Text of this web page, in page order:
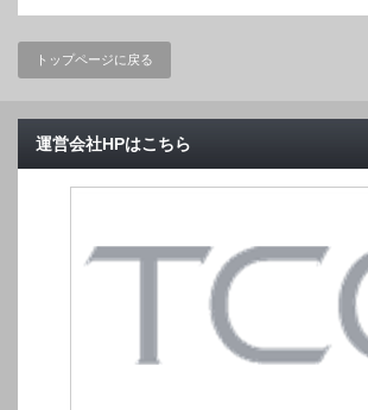
トップページに戻る
運営会社HPはこちら